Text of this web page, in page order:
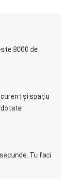
8000 de
curent și spațiu
Tu faci